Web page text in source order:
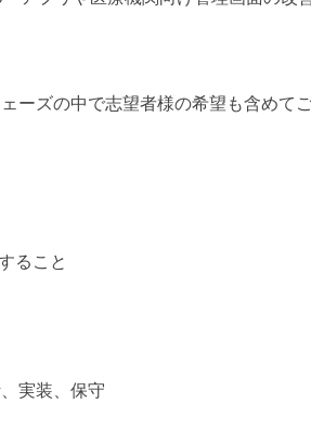
ーズの中で志望者様の希望も含めて
ること
実装、保守